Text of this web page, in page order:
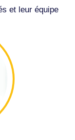
et leur équipe